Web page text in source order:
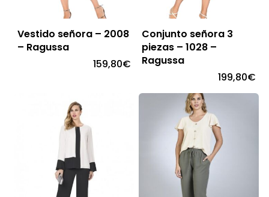
Vestido señora – 2008
– Ragussa
159,80€
Conjunto señora 3
piezas – 1028 –
Ragussa
199,80€